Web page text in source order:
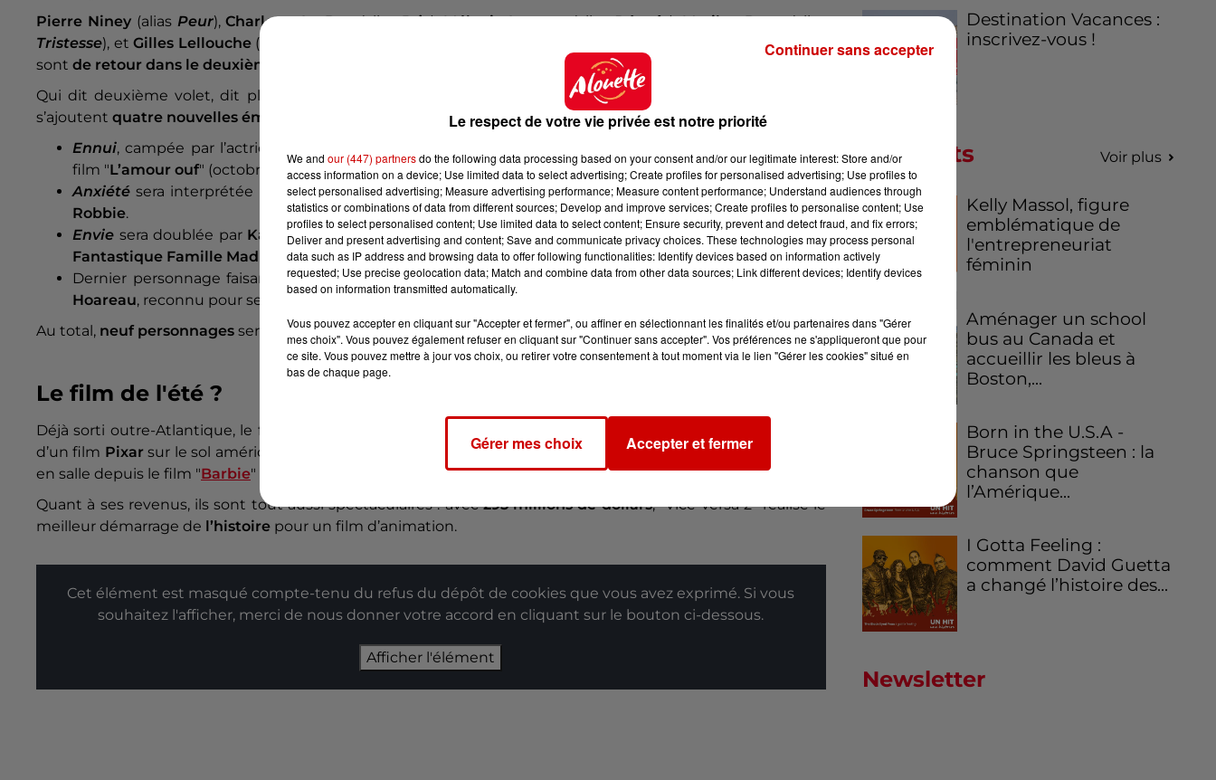
Pierre Niney(alias Peur), Charlotte Le Bon(aliasJoie),Mélanie Laurent(aliasDégoût),Marilou Berry(alias
Tristesse), etGilles Lellouche(alias
), avaient été salués pour leur interprétation. Et bonne nouvelle, ils
sont de retour dans le deuxième volet
Qui dit deuxième volet, dit plus de personnages et donc plus de voix ! Aux cinq personnages originaux
s’ajoutent quatre nouvelles émotions inédites
Ennui, campée par l’actrice
film "L’amour ouf" (octobre 2024).
Anxiété sera interprétée parDorothée Pousséo, célèbre pour son interprétation de la voix deMargot
Robbie.
Envie sera doublée par Kaycie Chaseque l’on a déjà entendue dans le film d’animation "Encanto : La
Fantastique Famille Madrigal" (2021).
Dernier personnage faisant son apparition dans la tête de Riley :Embarras, avec la voix deMaxime
Hoareau, reconnu pour ses doublages dans le monde du jeu vidéo.
Au total, neuf personnages seront à l’écran pour un film qui rencontre déjà le succès aux États-Unis !
Le film de l'été ?
Déjà sorti outre-Atlantique, le film réalise des chiffres
d’un film Pixarsur le sol américain depuis " Les Indestructibles 2" (2018), mais surtout du meilleur démarrage
en salle depuis le film "Barbie" en
Quant à ses revenus, ils sont tout aussi spectaculaires : avec295 millions de dollars, "Vice Versa 2" réalise le
meilleur démarrage de l’histoire pour un film d’animation.
Cet élément est masqué compte-tenu du refus du dépôt de cookies que vous avez exprimé. Si vous
souhaitez l'afficher, merci de nous donner votre accord en cliquant sur le bouton ci-dessous.
Afficher l'élément
Destination Vacances :
inscrivez-vous !
Podcasts Voir plus
Kelly Massol, figure
emblématique de
l'entrepreneuriat
féminin
Aménager un school
bus au Canada et
accueillir les bleus à
Boston,...
Born in the U.S.A -
Bruce Springsteen : la
chanson que
l’Amérique...
I Gotta Feeling :
comment David Guetta
a changé l’histoire des...
Newsletter
Le respect de votre vie privée est notre priorité
We and our (447) partnersdo the following data processing based on your consent and/or our legitimate interest: Store and/or
access information on a device; Use limited data to select advertising; Create profiles for personalised advertising; Use profiles to
select personalised advertising; Measure advertising performance; Measure content performance; Understand audiences through
statistics or combinations of data from different sources; Develop and improve services; Create profiles to personalise content; Use
profiles to select personalised content; Use limited data to select content; Ensure security, prevent and detect fraud, and fix errors;
Deliver and present advertising and content; Save and communicate privacy choices. These technologies may process personal
data such as IP address and browsing data to offer following functionalities: Identify devices based on information actively
requested; Use precise geolocation data; Match and combine data from other data sources; Link different devices; Identify devices
based on information transmitted automatically.
Vous pouvez accepter en cliquant sur "Accepter et fermer", ou affiner en sélectionnant les finalités et/ou partenaires dans "Gérer
mes choix". Vous pouvez également refuser en cliquant sur "Continuer sans accepter". Vos préférences ne s'appliqueront que pour
ce site. Vous pouvez mettre à jour vos choix, ou retirer votre consentement à tout moment via le lien "Gérer les cookies" situé en
bas de chaque page.
Gérer mes choix Accepter et fermer
Continuer sans accepter